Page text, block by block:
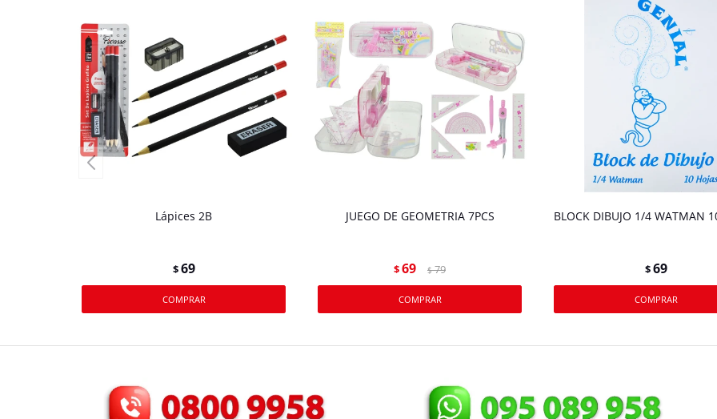
Lápices 2B
$69
JUEGO DE GEOMETRIA 7PCS
$69 $ 79
BLOCK DIBUJO 1/4 WATMAN
$69